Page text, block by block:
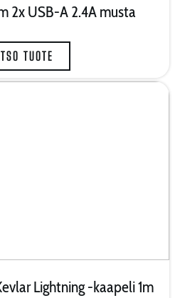
2x USB-A 2.4A musta
TUOTE
Lightning -kaapeli 1m